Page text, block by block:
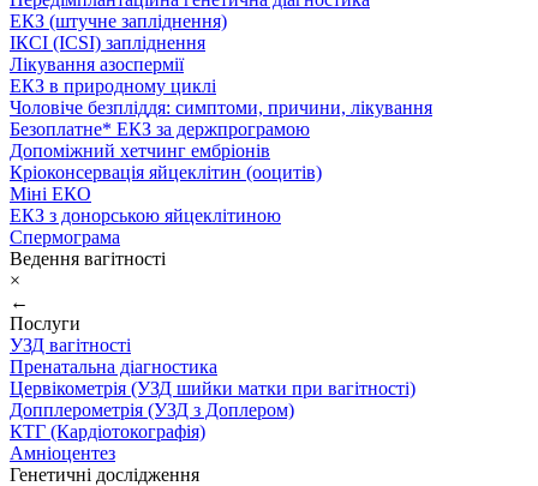
ЕКЗ (штучне запліднення)
ІКСІ (ICSI) запліднення
Лікування азоспермії
ЕКЗ в природному циклі
Чоловіче безпліддя: симптоми, причини, лікування
Безоплатне* ЕКЗ за держпрограмою
Допоміжний хетчинг ембріонів
Кріоконсервація яйцеклітин (ооцитів)
Міні ЕКО
ЕКЗ з донорською яйцеклітиною
Спермограма
Ведення вагітності
×
←
Послуги
УЗД вагітності
Пренатальна діагностика
Цервікометрія (УЗД шийки матки при вагітності)
Допплерометрія (УЗД з Доплером)
КТГ (Кардіотокографія)
Амніоцентез
Генетичні дослідження